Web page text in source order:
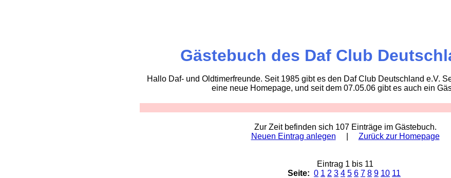
Gästebuch des Daf Club
Hallo Daf- und Oldtimerfreunde. Seit 1985 gibt es den Daf Club Deutschland e.V.
eine neue Homepage, und seit dem 07.05.06 gibt es auch ein
Zur Zeit befinden sich 107 Einträge im Gästebuch.
Neuen Eintrag anlegen
Zurück zur Homepage
Eintrag 1 bis 11
Seite: 0 1 2 3 4 5 6 7 8 9 10 11